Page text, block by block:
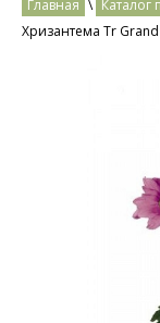
Главная \ Каталог
Хризантема Tr